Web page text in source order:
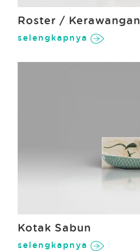
Roster / Kerawangan
selengkapnya
Kotak Sabun
selengkapnya